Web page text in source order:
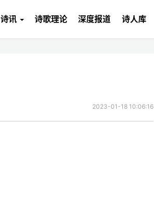
诗讯 诗歌理论 深度报道 诗人库
2023-01-18 10:06:16